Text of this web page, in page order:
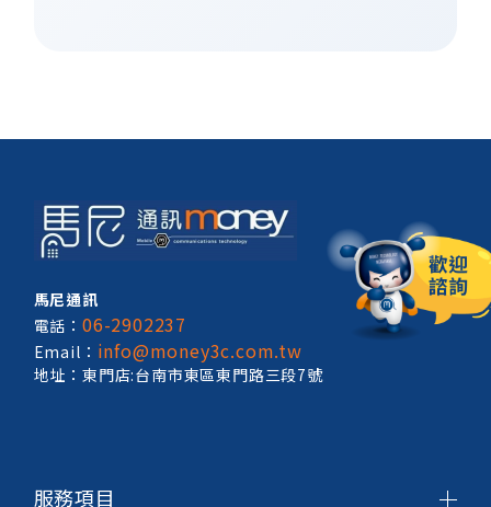
馬尼通訊
電話：06-2902237
Email： info@money3c.com.tw
地址：東門店:台南市東區東門路三段7號
服務項目